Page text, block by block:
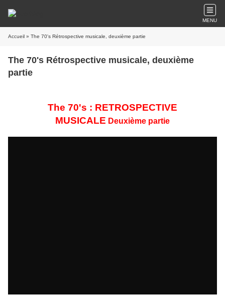
MENU
Accueil » The 70's Rétrospective musicale, deuxième partie
The 70's Rétrospective musicale, deuxième
partie
The 70's : RETROSPECTIVE
MUSICALE Deuxième partie